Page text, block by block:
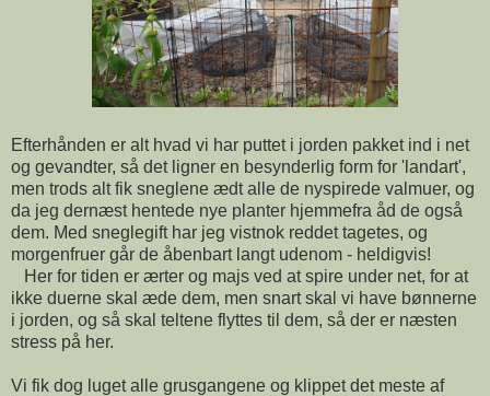
Efterhånden er alt hvad vi har puttet i jorden pakket ind i net
og gevandter, så det ligner en besynderlig form for 'landart',
men trods alt fik sneglene ædt alle de nyspirede valmuer, og
da jeg dernæst hentede nye planter hjemmefra åd de også
dem. Med sneglegift har jeg vistnok reddet tagetes, og
morgenfruer går de åbenbart langt udenom - heldigvis!
Her for tiden er ærter og majs ved at spire under net, for at
ikke duerne skal æde dem, men snart skal vi have bønnerne
i jorden, og så skal teltene flyttes til dem, så der er næsten
stress på her.
Vi fik dog luget alle grusgangene og klippet det meste af